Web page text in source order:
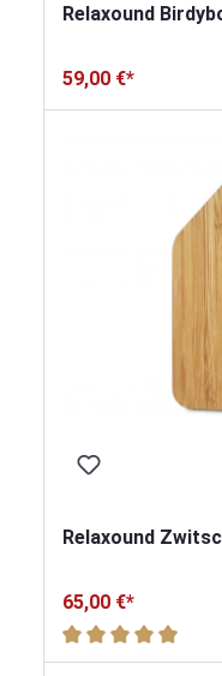
Relaxound
59,00 €*
Relaxound
65,00 €*
Durchschnittliche